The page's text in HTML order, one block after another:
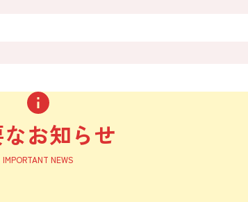
お知らせ